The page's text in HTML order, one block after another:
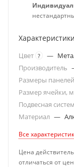
Характеристики
Цвет ? —
Производитель
Размеры
Размер ячейки,
Подвесная
Материал —
Все
Цена
отличаться от